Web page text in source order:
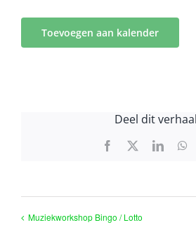
Toevoegen aan kalender
Deel dit
Facebook
Muziekworkshop Bingo / Lotto